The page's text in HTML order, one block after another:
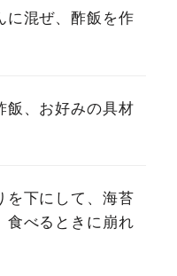
に混ぜ、酢飯を作
飯、お好みの具材
下にして、海苔
食べるときに崩れ